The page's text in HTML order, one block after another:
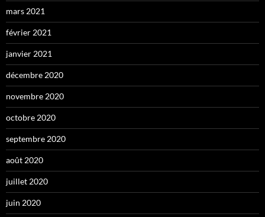
mars 2021
février 2021
janvier 2021
décembre 2020
novembre 2020
octobre 2020
septembre 2020
août 2020
juillet 2020
juin 2020